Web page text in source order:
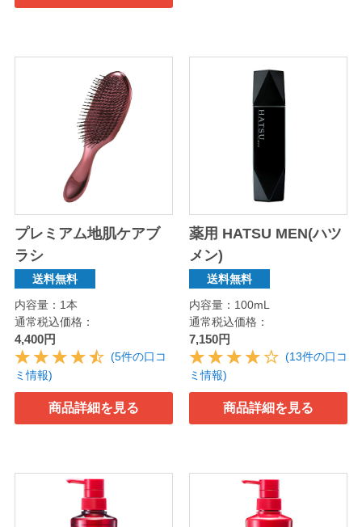
プレミアム地肌ケアブ
ラシ
送料無料
内容量：1本
通常税込価格：
4,400円
(5件の口コ
ミ情報)
商品詳細を見る
薬用 HATSU MEN(ハツ
メン)
送料無料
内容量：100mL
通常税込価格：
7,150円
(13件の口コ
ミ情報)
商品詳細を見る